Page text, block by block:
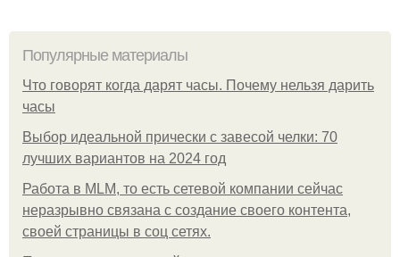
Популярные материалы
Что говорят когда дарят часы. Почему нельзя дарить
часы
Выбор идеальной прически с завесой челки: 70
лучших вариантов на 2024 год
Работа в MLM, то есть сетевой компании сейчас
неразрывно связана с создание своего контента,
своей страницы в соц сетях.